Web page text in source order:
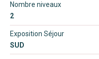
Nombre niveaux
2
Exposition Séjour
SUD